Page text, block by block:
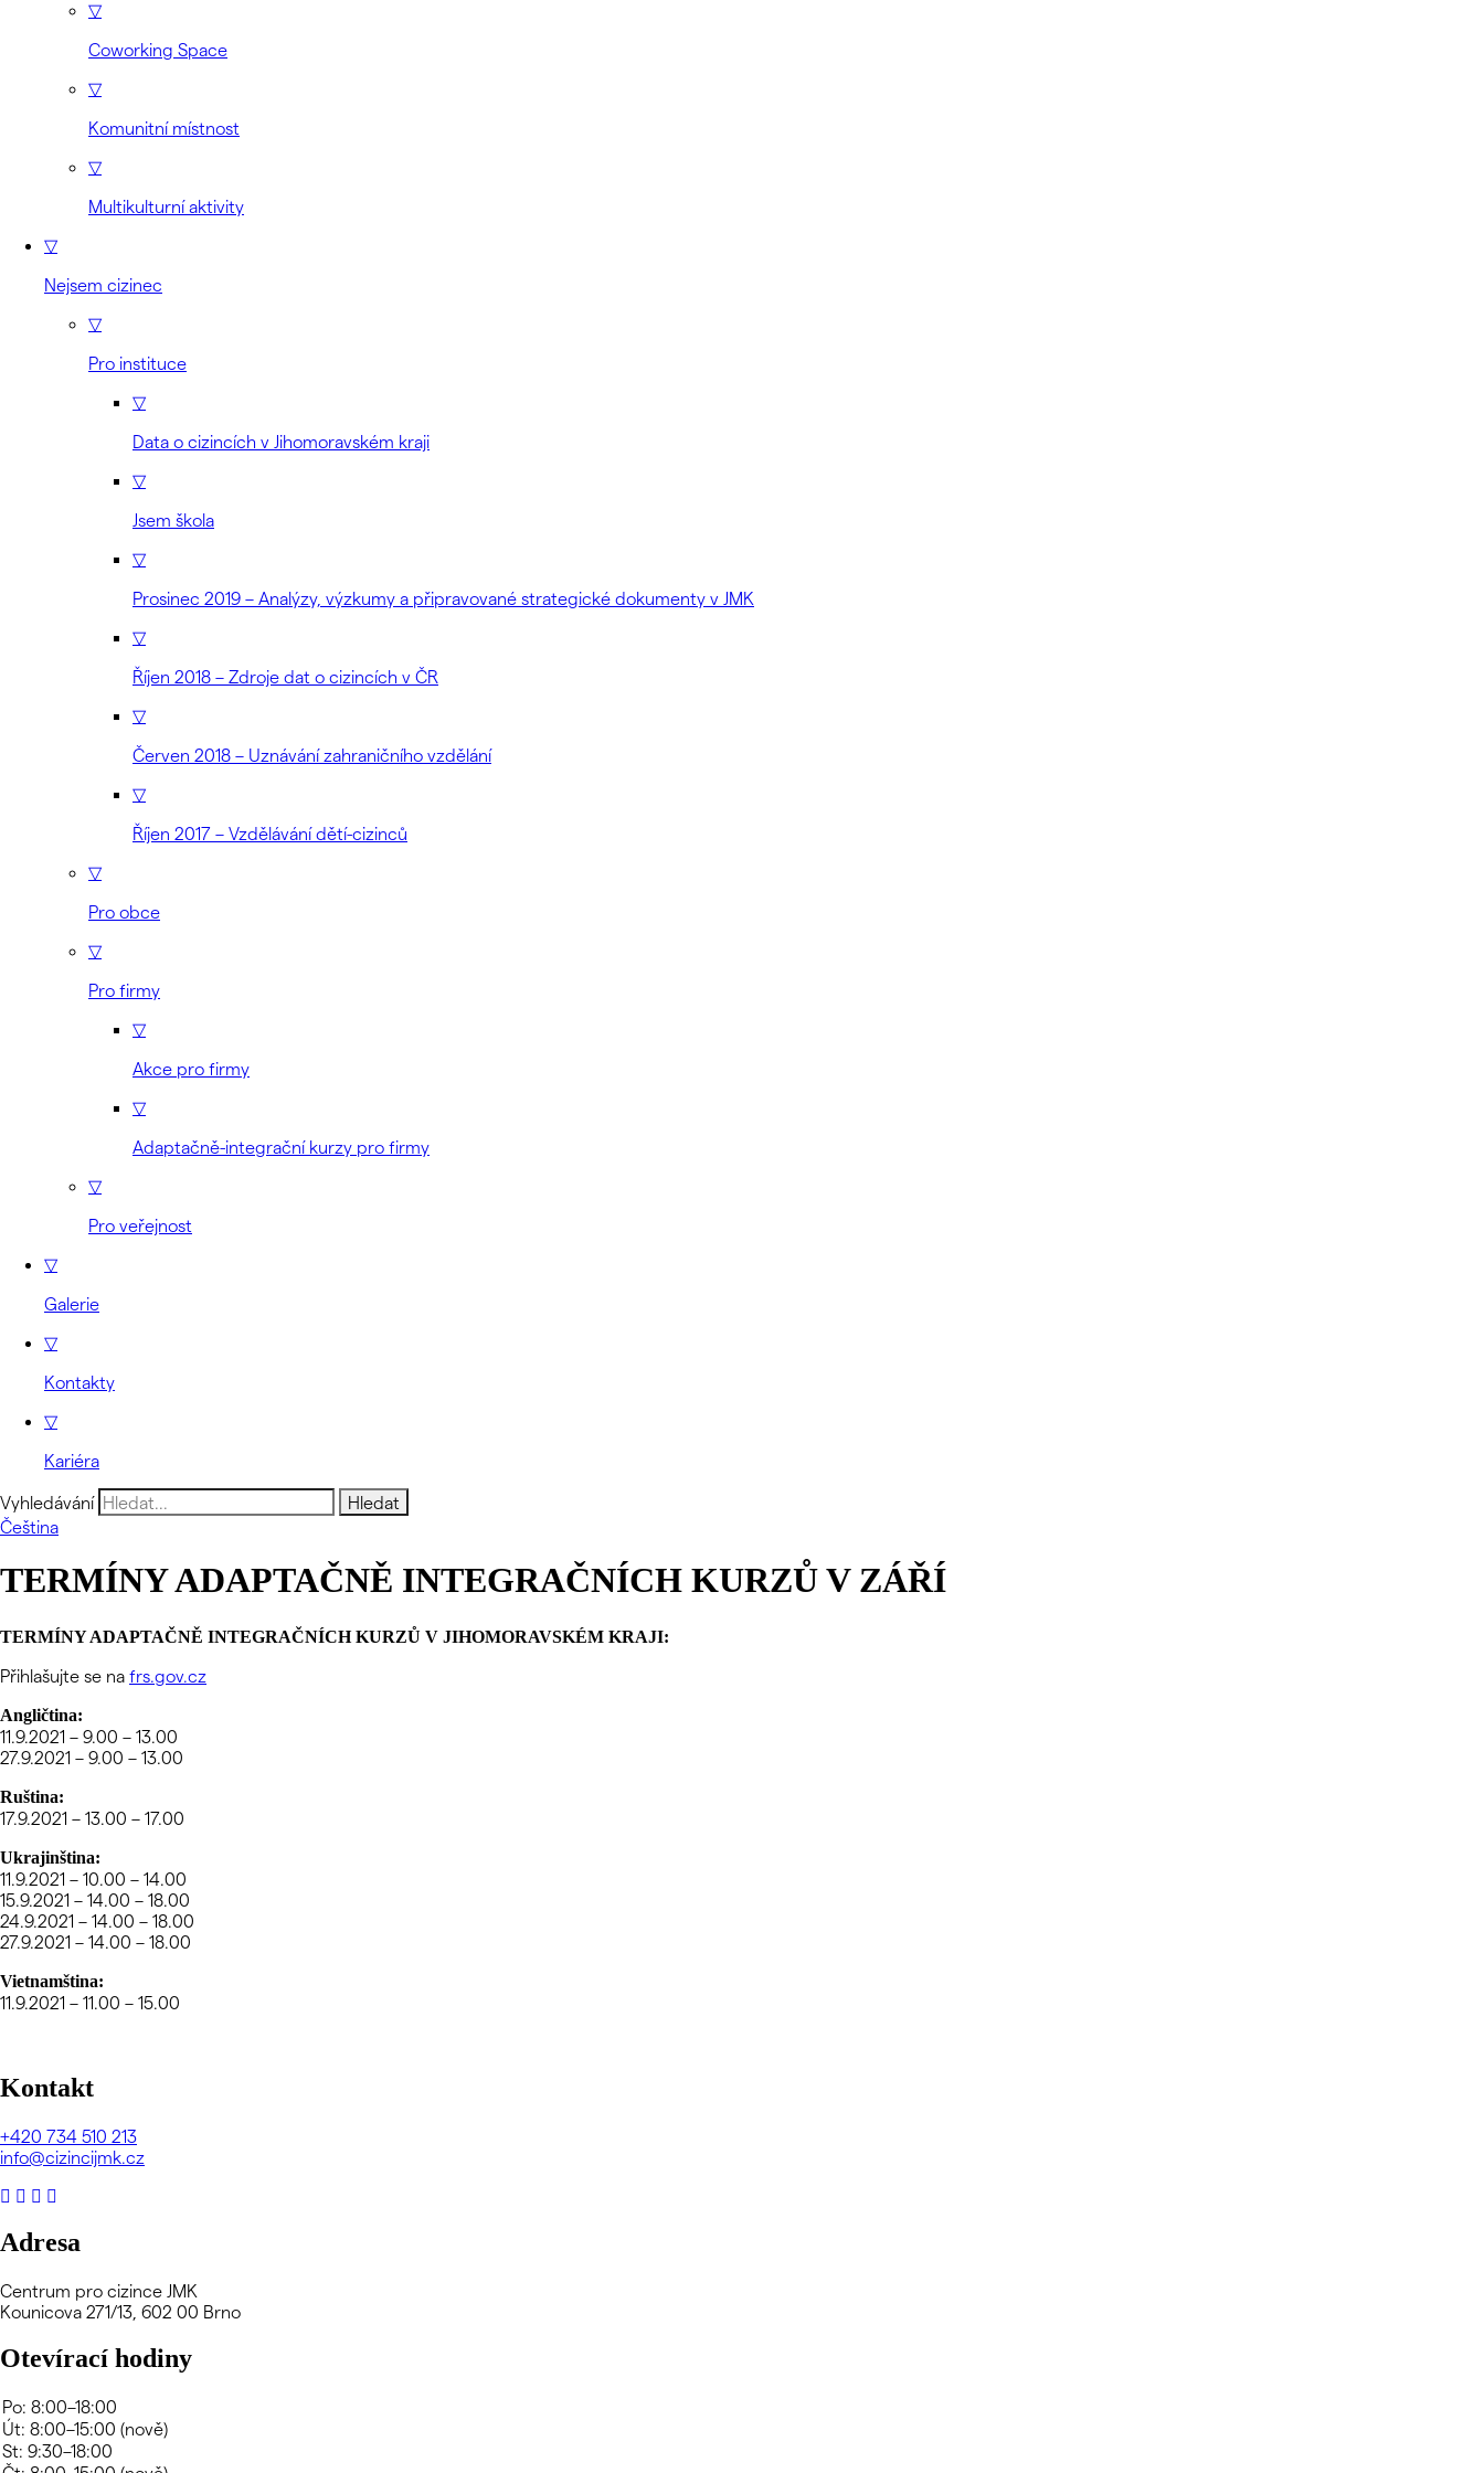
▽
Coworking Space
▽
Komunitní místnost
▽
Multikulturní aktivity
▽
Nejsem cizinec
▽
Pro instituce
▽
Data o cizincích v Jihomoravském kraji
▽
Jsem škola
▽
Prosinec 2019 – Analýzy, výzkumy a připravované strategické dokumenty v JMK
▽
Říjen 2018 – Zdroje dat o cizincích v ČR
▽
Červen 2018 – Uznávání zahraničního vzdělání
▽
Říjen 2017 – Vzdělávání dětí-cizinců
▽
Pro obce
▽
Pro firmy
▽
Akce pro firmy
▽
Adaptačně-integrační kurzy pro firmy
▽
Pro veřejnost
▽
Galerie
▽
Kontakty
▽
Kariéra
Vyhledávání
Čeština
TERMÍNY ADAPTAČNĚ INTEGRAČNÍCH KURZŮ V ZÁŘÍ
TERMÍNY ADAPTAČNĚ INTEGRAČNÍCH KURZŮ V JIHOMORAVSKÉM KRAJI:
Přihlašujte se na frs.gov.cz
Angličtina:
11.9.2021 – 9.00 – 13.00
27.9.2021 – 9.00 – 13.00
Ruština:
17.9.2021 – 13.00 – 17.00
Ukrajinština:
11.9.2021 – 10.00 – 14.00
15.9.2021 – 14.00 – 18.00
24.9.2021 – 14.00 – 18.00
27.9.2021 – 14.00 – 18.00
Vietnamština:
11.9.2021 – 11.00 – 15.00
Kontakt
+420 734 510 213
info@cizincijmk.cz
Adresa
Centrum pro cizince JMK
Kounicova 271/13, 602 00 Brno
Otevírací hodiny